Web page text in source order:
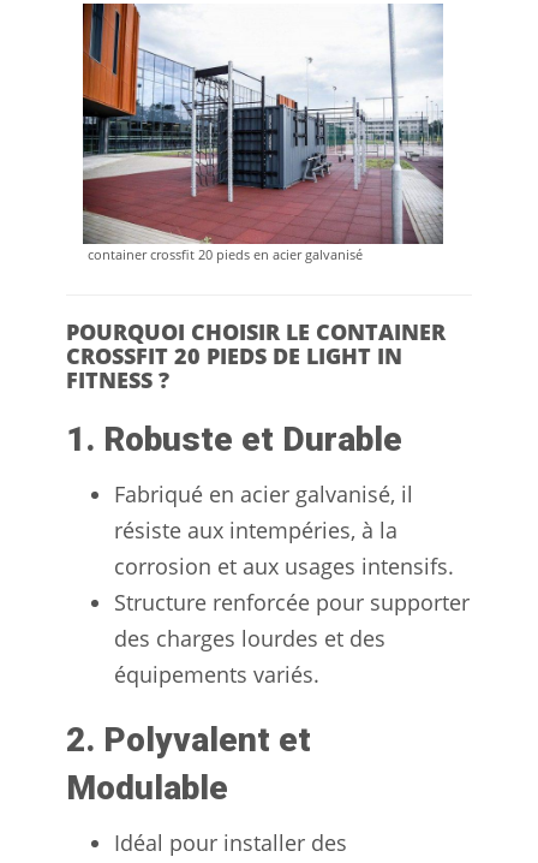
container crossfit 20 pieds en acier galvanisé
POURQUOI CHOISIR LE CONTAINER
CROSSFIT 20 PIEDS DE LIGHT IN
FITNESS ?
1. Robuste et Durable
Fabriqué en acier galvanisé, il
résiste aux intempéries, à la
corrosion et aux usages intensifs.
Structure renforcée pour supporter
des charges lourdes et des
équipements variés.
2. Polyvalent et
Modulable
Idéal pour installer des